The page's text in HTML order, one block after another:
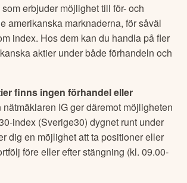
erbjuder möjlighet till för- och
amerikanska marknaderna, för såväl
index. Hos dem kan du handla på fler
aktier under både förhandeln och
finns ingen förhandel eller
nätmäklaren IG ger däremot möjligheten
index (Sverige30) dygnet runt under
dig en möjlighet att ta positioner eller
före eller efter stängning (kl. 09.00-